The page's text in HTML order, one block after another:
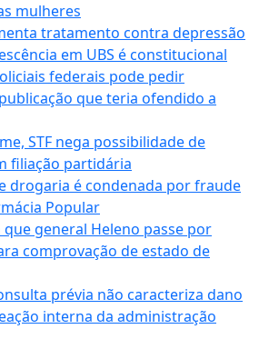
mulheres
tratamento contra depressão
em UBS é constitucional
federais pode pedir
que teria ofendido a
STF nega possibilidade de
filiação partidária
drogaria é condenada por fraude
Popular
general Heleno passe por
comprovação de estado de
prévia não caracteriza dano
interna da administração